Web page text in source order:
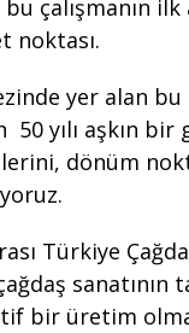
çalışmanın
noktası.
yer alan
50 yılı aşkın
dönüm
Türkiye
bir üretim